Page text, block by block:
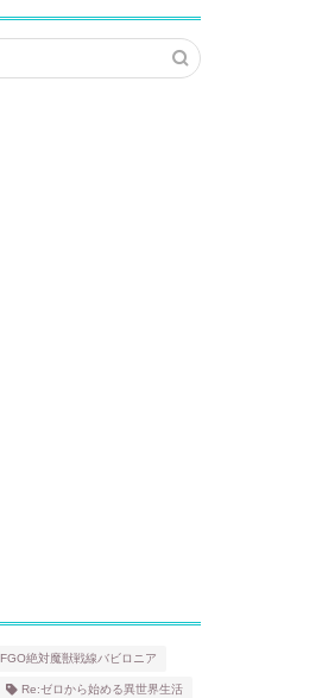
FGO絶対魔獣戦線バビロニア
Re:ゼロから始める異世界生活